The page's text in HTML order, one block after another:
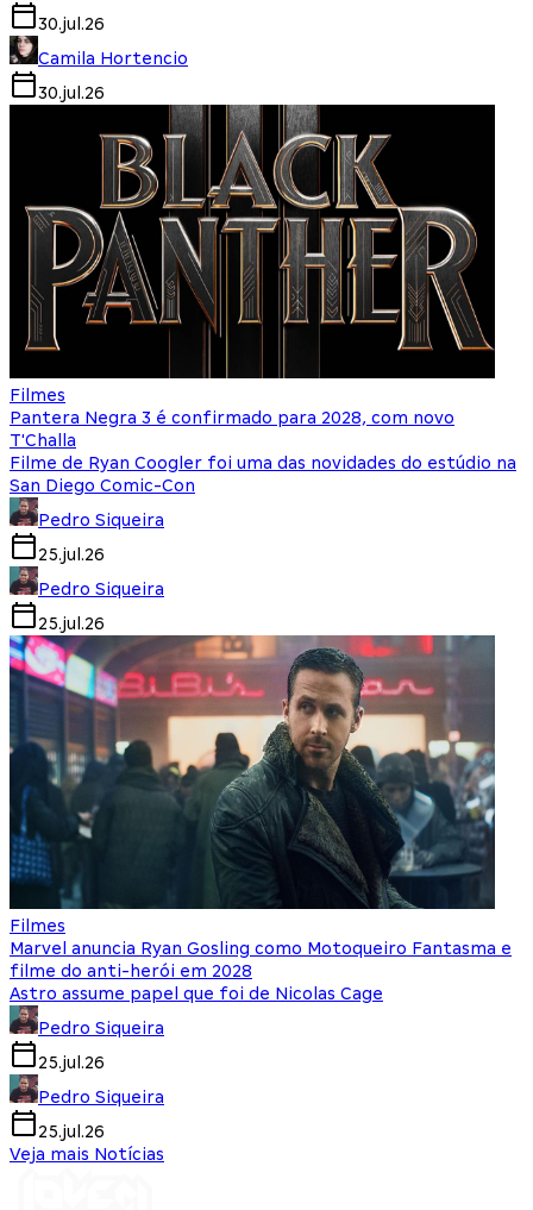
30.jul.26
Camila Hortencio
30.jul.26
Filmes
Pantera Negra 3 é confirmado para 2028, com novo
T'Challa
Filme de Ryan Coogler foi uma das novidades do estúdio na
San Diego Comic-Con
Pedro Siqueira
25.jul.26
Pedro Siqueira
25.jul.26
Filmes
Marvel anuncia Ryan Gosling como Motoqueiro Fantasma e
filme do anti-herói em 2028
Astro assume papel que foi de Nicolas Cage
Pedro Siqueira
25.jul.26
Pedro Siqueira
25.jul.26
Veja mais Notícias